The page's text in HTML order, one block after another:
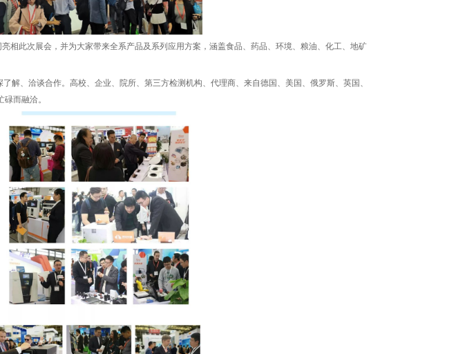
相此次展会，并为大家带来全系产品及系列应用方案，涵盖食品、药品、环境、粮油、化工、地矿
、洽谈合作。高校、企业、院所、第三方检测机构、代理商、来自德国、美国、俄罗斯、英国、
而融洽。